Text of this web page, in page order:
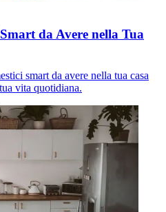
da Avere nella Tua
smart da avere nella tua casa
vita quotidiana.